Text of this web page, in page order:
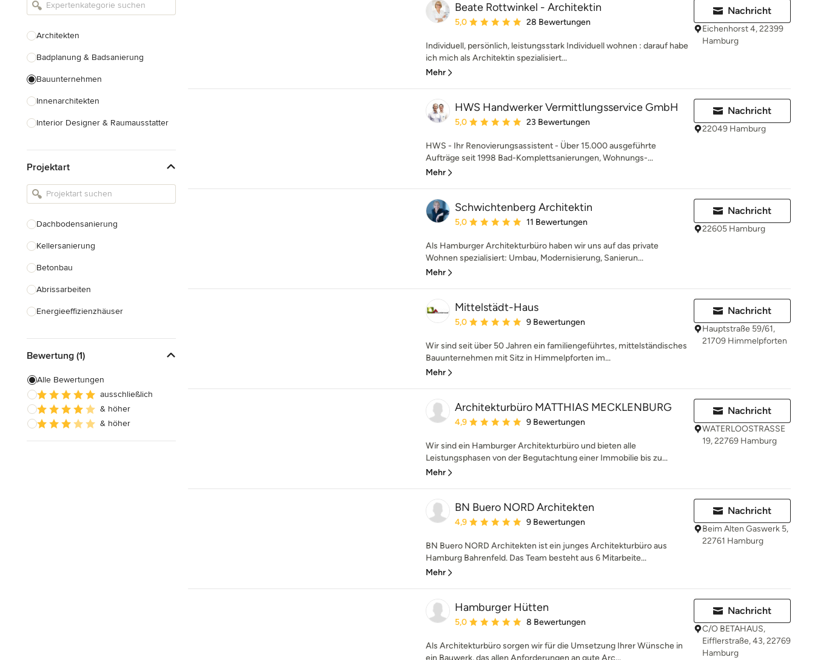
Architekten
Badplanung & Badsanierung
Bauunternehmen
Innenarchitekten
Interior Designer & Raumausstatter
Landschaftsarchitekten
Armaturen & Sanitärbedarf
Projektart
Dachbodensanierung
Kellersanierung
Betonbau
Abrissarbeiten
Energieeffizienzhäuser
Garagenbau
Nachhaltiges Bauen
Hausanbau
Hauserweiterungen
Bewertung (1)
Alle Bewertungen
ausschließlich
& höher
& höher
Beate Rottwinkel - Architektin
Durchschnittliche Bewertung: 5 von 5 Sternen
5,0 28 Bewertungen
Individuell, persönlich, leistungsstark Individuell wohnen : darauf habe
ich mich als Architektin spezialisiert...
Mehr
Nachricht
Eichenhorst 4, 22399
Hamburg
HWS Handwerker Vermittlungsservice GmbH
Durchschnittliche Bewertung: 5 von 5 Sternen
5,0 23 Bewertungen
HWS - Ihr Renovierungsassistent - Über 15.000 ausgeführte
Aufträge seit 1998 Bad-Komplettsanierungen, Wohnungs-...
Mehr
Nachricht
22049 Hamburg
Schwichtenberg Architektin
Durchschnittliche Bewertung: 5 von 5 Sternen
5,0 11 Bewertungen
Als Hamburger Architekturbüro haben wir uns auf das private
Wohnen spezialisiert: Umbau, Modernisierung, Sanierun...
Mehr
Nachricht
22605 Hamburg
Mittelstädt-Haus
Durchschnittliche Bewertung: 5 von 5 Sternen
5,0 9 Bewertungen
Wir sind seit über 50 Jahren ein familiengeführtes, mittelständisches
Bauunternehmen mit Sitz in Himmelpforten im...
Mehr
Nachricht
Hauptstraße 59/61,
21709 Himmelpforten
Architekturbüro MATTHIAS MECKLENBURG
Durchschnittliche Bewertung: 4.9 von 5 Sternen
4,9 9 Bewertungen
Wir sind ein Hamburger Architekturbüro und bieten alle
Leistungsphasen von der Begutachtung einer Immobilie bis zu...
Mehr
Nachricht
WATERLOOSTRASSE
19, 22769 Hamburg
BN Buero NORD Architekten
Durchschnittliche Bewertung: 4.9 von 5 Sternen
4,9 9 Bewertungen
BN Buero NORD Architekten ist ein junges Architekturbüro aus
Hamburg Bahrenfeld. Das Team besteht aus 6 Mitarbeite...
Mehr
Nachricht
Beim Alten Gaswerk 5,
22761 Hamburg
Hamburger Hütten
Durchschnittliche Bewertung: 5 von 5 Sternen
5,0 8 Bewertungen
Als Architekturbüro sorgen wir für die Umsetzung Ihrer Wünsche in
ein Bauwerk, das allen Anforderungen an gute Arc...
Nachricht
C/O BETAHAUS,
Eifflerstraße, 43, 22769
Hamburg